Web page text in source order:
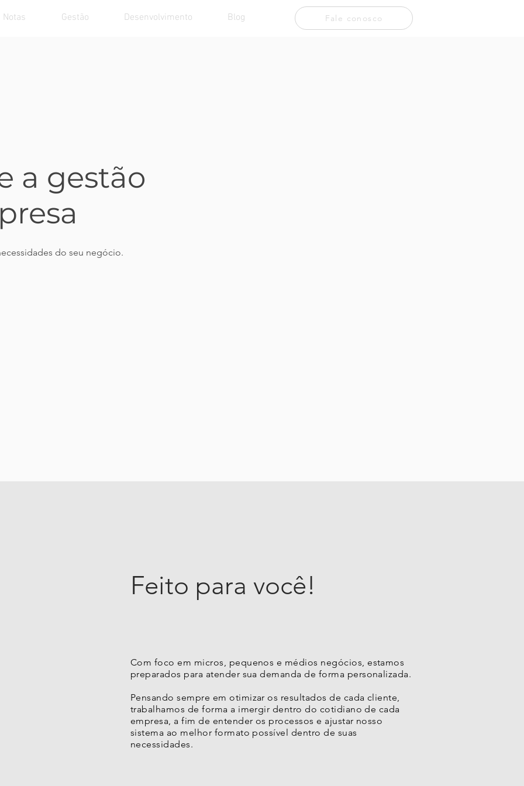
Notas Gestão Desenvolvimento Blog Fale conosco
a gestão
do seu negócio.
Feito para você!
Com foco em micros, pequenos e médios negócios, estamos
preparados para atender sua demanda de forma personalizada.
Pensando sempre em otimizar os resultados de cada cliente,
trabalhamos de forma a imergir dentro do cotidiano de cada
empresa, a fim de entender os processos e ajustar nosso
sistema ao melhor formato possível dentro de suas
necessidades.